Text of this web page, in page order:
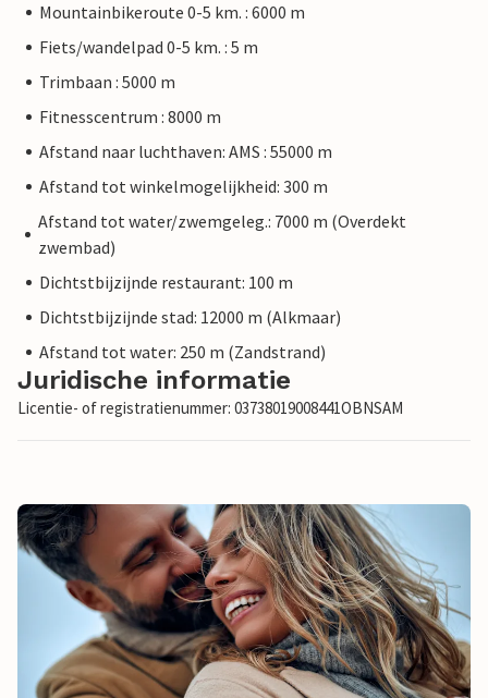
Mountainbikeroute 0-5 km. : 6000 m
Fiets/wandelpad 0-5 km. : 5 m
Trimbaan : 5000 m
Fitnesscentrum : 8000 m
Afstand naar luchthaven: AMS : 55000 m
Afstand tot winkelmogelijkheid: 300 m
Afstand tot water/zwemgeleg.: 7000 m (Overdekt
zwembad)
Dichtstbijzijnde restaurant: 100 m
Dichtstbijzijnde stad: 12000 m (Alkmaar)
Afstand tot water: 250 m (Zandstrand)
Juridische informatie
Licentie- of registratienummer: 03738019008441OBNSAM